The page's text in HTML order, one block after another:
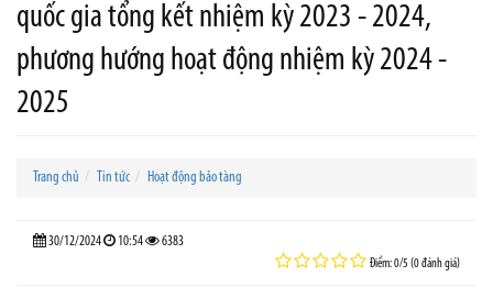
quốc gia tổng kết nhiệm kỳ 2023 - 2024,
phương hướng hoạt động nhiệm kỳ 2024 -
2025
Trang chủ Tin tức Hoạt động bảo tàng
30/12/2024 10:54 6383
Điểm: 0/5 (0 đánh giá)